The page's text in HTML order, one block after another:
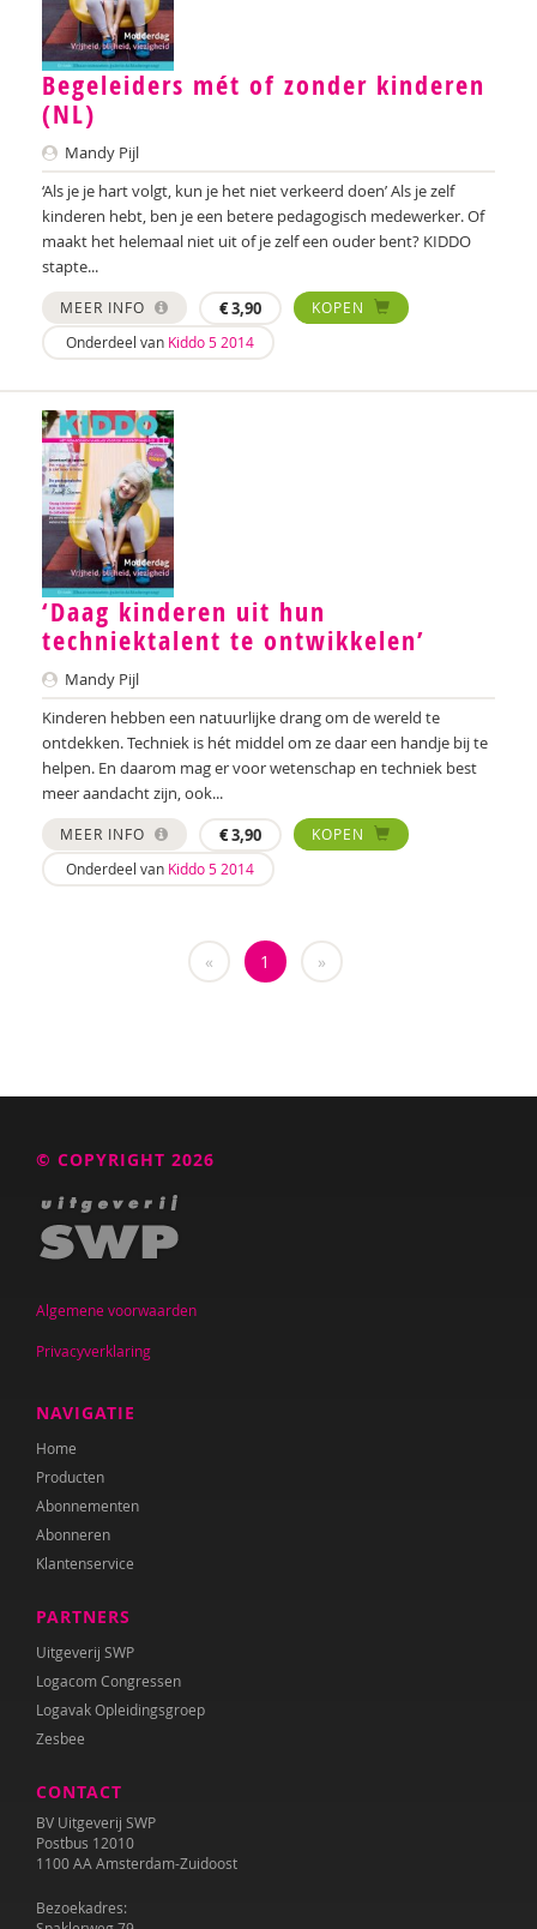
Ester van den Boog
Marianne Boogaard
Sandra Boogert
Chantal Booi
Marije Boonstra
Martine Borgdorff
Rhodé van den Born
Wanda Bosbaan
Betty Bosgoed
Martin Bosma
Sanne Bosmans
Lidwien Boudens
Shirine Bousaid
P.W. Bouwhuijzen
Marieke van Boven
Joanna Brands
Aniek Breevoort
Jan Pieter Brinkman
Herman Broekhuizen
Martine Broekhuizen
Marik Broere
Miranda Bron
Lola Brouwer
Helma Brouwers
Arie de Bruin
Astrid de Bruin
Begeleiders mét of zonder kinderen
(NL)
Mandy Pijl
‘Als je je hart volgt, kun je het niet verkeerd doen’ Als je zelf
kinderen hebt, ben je een betere pedagogisch medewerker. Of
maakt het helemaal niet uit of je zelf een ouder bent? KIDDO
stapte...
MEER INFO €3,90
KOPEN
Onderdeel van Kiddo 5 2014
‘Daag kinderen uit hun
techniektalent te ontwikkelen’
Mandy Pijl
Kinderen hebben een natuurlijke drang om de wereld te
ontdekken. Techniek is hét middel om ze daar een handje bij te
helpen. En daarom mag er voor wetenschap en techniek best
meer aandacht zijn, ook...
MEER INFO €3,90
KOPEN
Onderdeel van Kiddo 5 2014
« 1 »
© COPYRIGHT 2026
Algemene voorwaarden
Privacyverklaring
NAVIGATIE
Home
Producten
Abonnementen
Abonneren
Klantenservice
PARTNERS
Uitgeverij SWP
Logacom Congressen
Logavak Opleidingsgroep
Zesbee
CONTACT
BV Uitgeverij SWP
Postbus 12010
1100 AA Amsterdam-Zuidoost
Bezoekadres: